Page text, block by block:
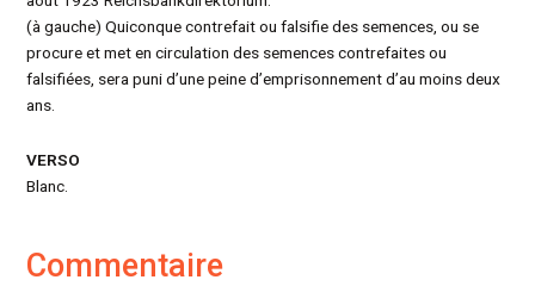
(à gauche) Quiconque contrefait ou falsifie des semences, ou se
procure et met en circulation des semences contrefaites ou
falsifiées, sera puni d’une peine d’emprisonnement d’au moins deux
ans.
VERSO
Blanc.
Commentaire